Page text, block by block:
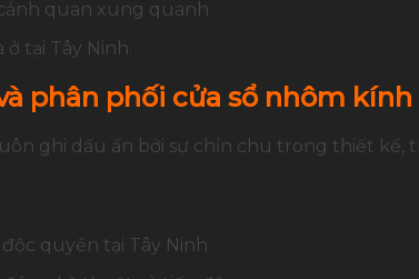
quan xung quanh
tại Tây Ninh.
phân phối cửa sổ nhôm
ghi dấu ấn bởi sự chỉn chu trong thiết kế,
quyền tại Tây Ninh